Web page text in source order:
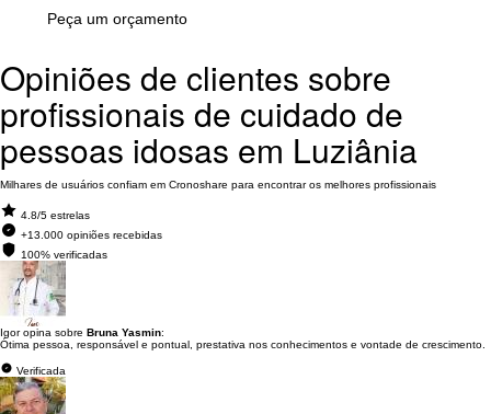
Peça um orçamento
Opiniões de clientes sobre
profissionais de cuidado de
pessoas idosas em Luziânia
Milhares de usuários confiam em Cronoshare para encontrar os melhores profissionais
4.8/5 estrelas
+13.000 opiniões recebidas
100% verificadas
Igor opina sobre Bruna Yasmin:
Ótima pessoa, responsável e pontual, prestativa nos conhecimentos e vontade de crescimento.
Verificada